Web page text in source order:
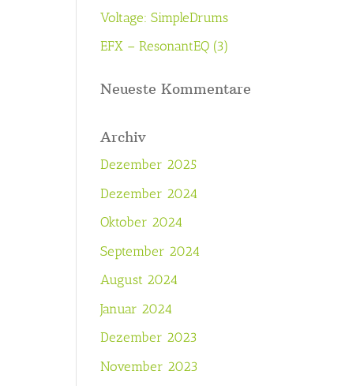
Voltage: SimpleDrums
EFX – ResonantEQ (3)
Neueste Kommentare
Archiv
Dezember 2025
Dezember 2024
Oktober 2024
September 2024
August 2024
Januar 2024
Dezember 2023
November 2023